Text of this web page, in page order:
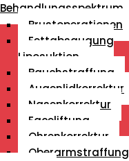
Behandlungsspektrum
Brustoperationen
Fettabsaugung
Liposuktion
Bauchstraffung
Augenlidkorrektur
Nasenkorrektur
Faceliftung
Ohrenkorrektur
Oberarmstraffung